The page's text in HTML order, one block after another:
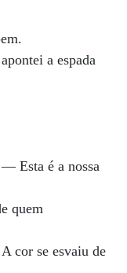
a espada
Esta é a nossa
quem
cor se esvaiu de